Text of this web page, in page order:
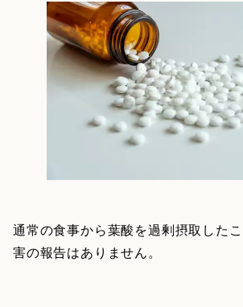
通常の食事から葉酸を過剰摂取した
害の報告はありません。